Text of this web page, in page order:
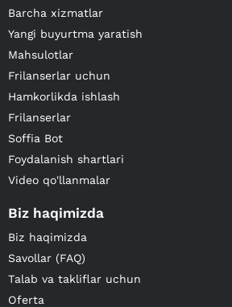
Barcha xizmatlar
Yangi buyurtma yaratish
Mahsulotlar
Frilanserlar uchun
Hamkorlikda ishlash
Frilanserlar
Soffia Bot
Foydalanish shartlari
Video qo'llanmalar
Biz haqimizda
Biz haqimizda
Savollar (FAQ)
Talab va takliflar uchun
Oferta